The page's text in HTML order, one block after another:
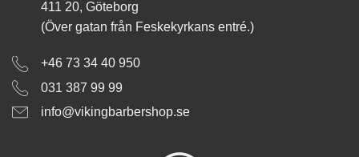
411 20, Göteborg
(Över gatan från Feskekyrkans entré.)
+46 73 34 40 950
031 387 99 99
info@vikingbarbershop.se